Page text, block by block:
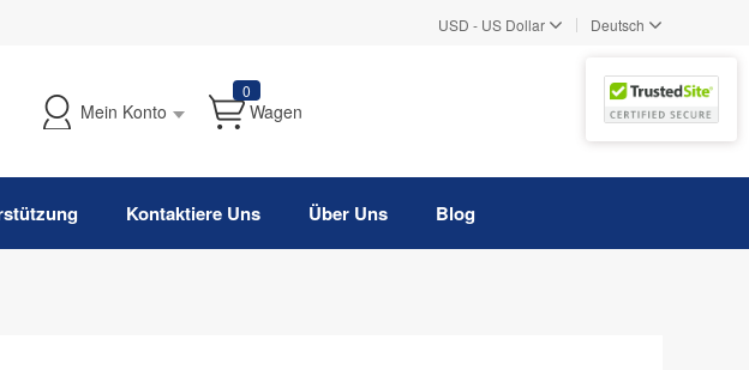
USD - US Dollar | Deutsch
Mein Konto
0
Wagen
Kontaktiere Uns Über Uns Blog